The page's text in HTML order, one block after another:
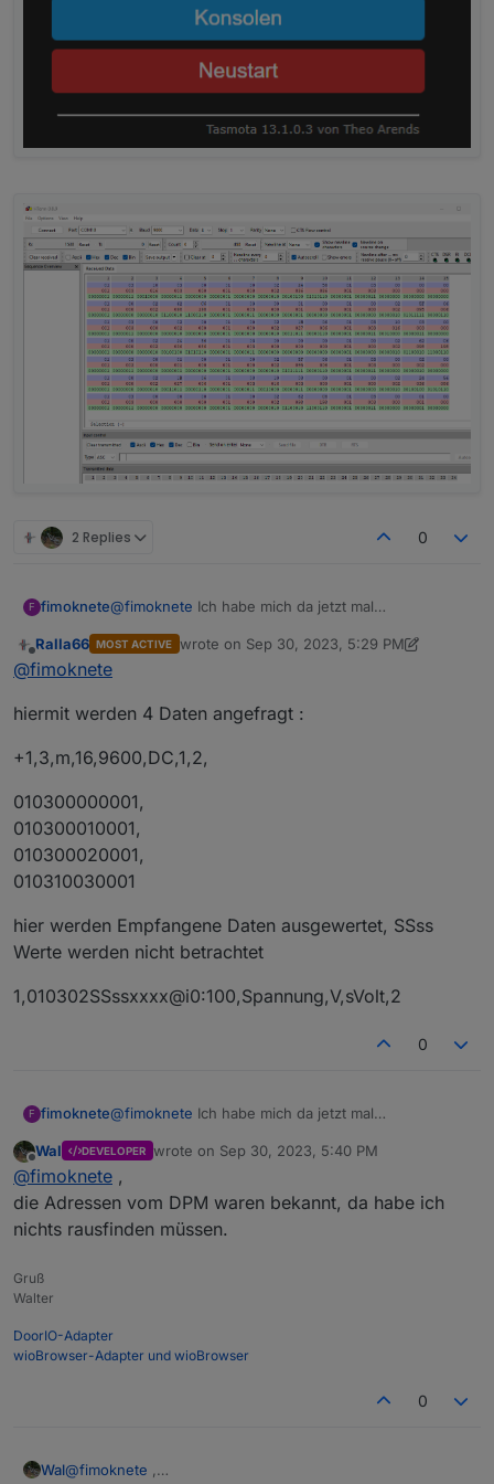
2 Replies 0
F fimoknete@fimoknete Ich habe mich da jetzt mal
3 der Giop3 = RX, m ist ja modbus 8n1, 16 der
median und 9600 die baurate. So weit ist mir das
mir nicht klar.
0x1000 also 1000. Aber bei 01041000 kommt nix an.
Offline
Ralla66 MOST ACTIVE wrote on Sep 30, 2023, 5:29 PM
last edited by Ralla66Sep 30, 2023, 7:35 PM
@fimoknete
hiermit werden 4 Daten angefragt :
+1,3,m,16,9600,DC,1,2,
010300000001,
010300010001,
010300020001,
010310030001
hier werden Empfangene Daten ausgewertet, SSss
Werte werden nicht betrachtet
1,010302SSssxxxx@i0:100,Spannung,V,sVolt,2
0
F fimoknete@fimoknete Ich habe mich da jetzt mal
median und 9600 die baurate. So weit ist mir das
Offline
Wal DEVELOPER wrote on Sep 30, 2023, 5:40 PM
last edited by
@fimoknete ,
die Adressen vom DPM waren bekannt, da habe ich
nichts rausfinden müssen.
Gruß
Walter
DoorIO-Adapter
wioBrowser-Adapter und wioBrowser
0
Wal@fimoknete